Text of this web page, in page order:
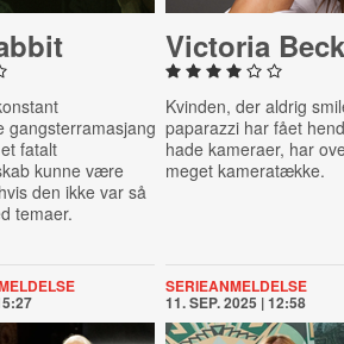
gangsterramasjang
fatalt
kunne være
den ikke var så
temaer.
Victoria
Kvinden, der aldrig
paparazzi har fået
hade kameraer, har
meget kameratække.
SERIEANMELDELSE
11. SEP. 2025 | 12:58